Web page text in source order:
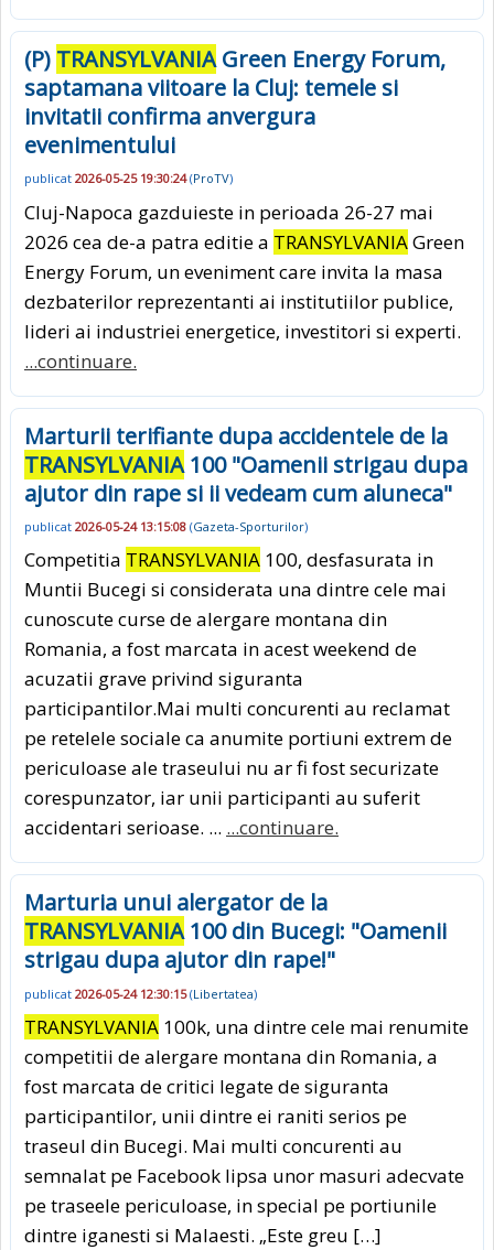
(P) TRANSYLVANIAGreen Energy Forum,
saptamana viitoare la Cluj: temele si
invitatii confirma anvergura
evenimentului
publicat 2026-05-25 19:30:24(ProTV)
Cluj-Napoca gazduieste in perioada 26-27 mai
2026 cea de-a patra editie a TRANSYLVANIAGreen
Energy Forum, un eveniment care invita la masa
dezbaterilor reprezentanti ai institutiilor publice,
lideri ai industriei energetice, investitori si experti.
...continuare.
Marturii terifiante dupa accidentele de la
TRANSYLVANIA100 "Oamenii strigau dupa
ajutor din rape si ii vedeam cum aluneca"
publicat 2026-05-24 13:15:08 (Gazeta-Sporturilor)
Competitia TRANSYLVANIA 100, desfasurata in
Muntii Bucegi si considerata una dintre cele mai
cunoscute curse de alergare montana din
Romania, a fost marcata in acest weekend de
acuzatii grave privind siguranta
participantilor.Mai multi concurenti au reclamat
pe retelele sociale ca anumite portiuni extrem de
periculoase ale traseului nu ar fi fost securizate
corespunzator, iar unii participanti au suferit
accidentari serioase. ... ...continuare.
Marturia unui alergator de la
TRANSYLVANIA100 din Bucegi: "Oamenii
strigau dupa ajutor din rape!"
publicat 2026-05-24 12:30:15(Libertatea)
TRANSYLVANIA 100k, una dintre cele mai renumite
competitii de alergare montana din Romania, a
fost marcata de critici legate de siguranta
participantilor, unii dintre ei raniti serios pe
traseul din Bucegi. Mai multi concurenti au
semnalat pe Facebook lipsa unor masuri adecvate
pe traseele periculoase, in special pe portiunile
dintre iganesti si Malaesti. „Este greu […]